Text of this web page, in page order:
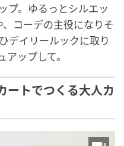
プ。ゆるっとシルエッ
コーデの主役になりそ
デイリールックに取り
ップして。
ートでつくる大人カ